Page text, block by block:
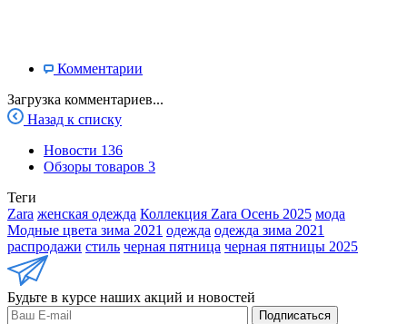
Комментарии
Загрузка комментариев...
Назад к списку
Новости 136
Обзоры товаров 3
Теги
Zara женская одежда Коллекция Zara Осень 2025 мода
Модные цвета зима 2021 одежда одежда зима 2021
распродажи стиль черная пятница черная пятницы 2025
Будьте в курсе наших акций и новостей
Подписаться